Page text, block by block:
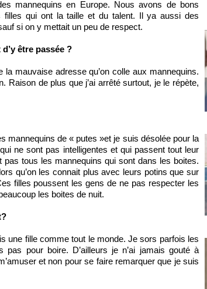
mannequins en Europe. Nous avons de bons
qui ont la taille et du talent. Il ya aussi des
si on y mettait un peu de respect.
être passée ?
mauvaise adresse qu’on colle aux mannequins.
Raison de plus que j’ai arrêté surtout, je le répète,
mannequins de « putes »et je suis désolée pour la
ne sont pas intelligentes et qui passent tout leur
tous les mannequins qui sont dans les boites.
qu’on les connait plus avec leurs potins que sur
filles poussent les gens de ne pas respecter les
les boites de nuit.
une fille comme tout le monde. Je sors parfois les
pour boire. D’ailleurs je n’ai jamais gouté à
et non pour se faire remarquer que je suis